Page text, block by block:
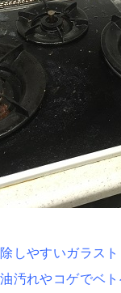
しやすいガラス
汚れやコゲでベ